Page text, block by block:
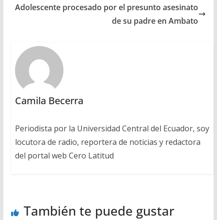
Adolescente procesado por el presunto asesinato
de su padre en Ambato
Camila Becerra
Periodista por la Universidad Central del Ecuador, soy
locutora de radio, reportera de noticias y redactora
del portal web Cero Latitud
También te puede gustar